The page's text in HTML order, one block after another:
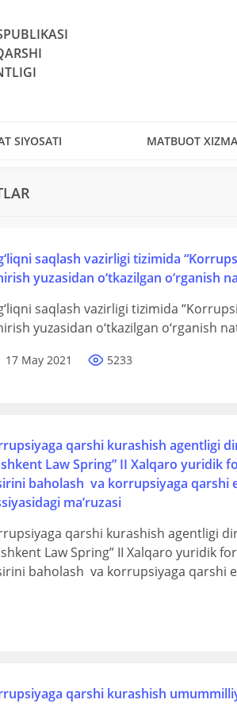
SIYOSATI MATBUOT
saqlash vazirligi tizimida
yuzasidan o‘tkazilgan o‘rganish
saqlash vazirligi tizimida
yuzasidan o‘tkazilgan o‘rganish
17 May 2021 5233
qarshi kurashish agentligi
Law Spring” II Xalqaro yuridik
baholash va korrupsiyaga qarshi
ma’ruzasi
qarshi kurashish agentligi
Law Spring” II Xalqaro yuridik
baholash va korrupsiyaga qarshi
qarshi kurashish